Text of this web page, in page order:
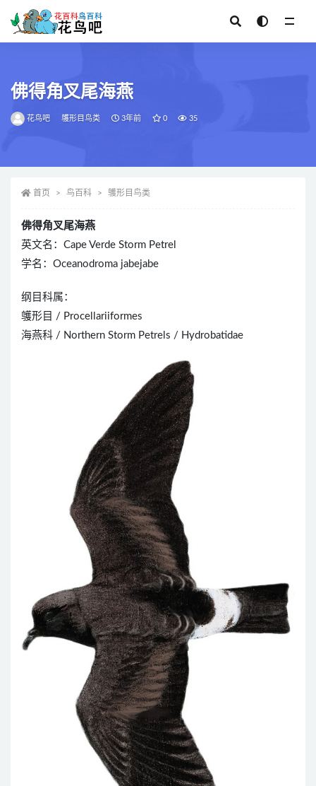
佛得角叉尾海燕
花鸟吧 鹱形目鸟类 3年前 0 35
首页 鸟百科 鹱形目鸟类
佛得角叉尾海燕
英文名：Cape Verde Storm Petrel
学名：Oceanodroma jabejabe
纲目科属：
鹱形目 / Procellariiformes
海燕科 / Northern Storm Petrels / Hydrobatidae